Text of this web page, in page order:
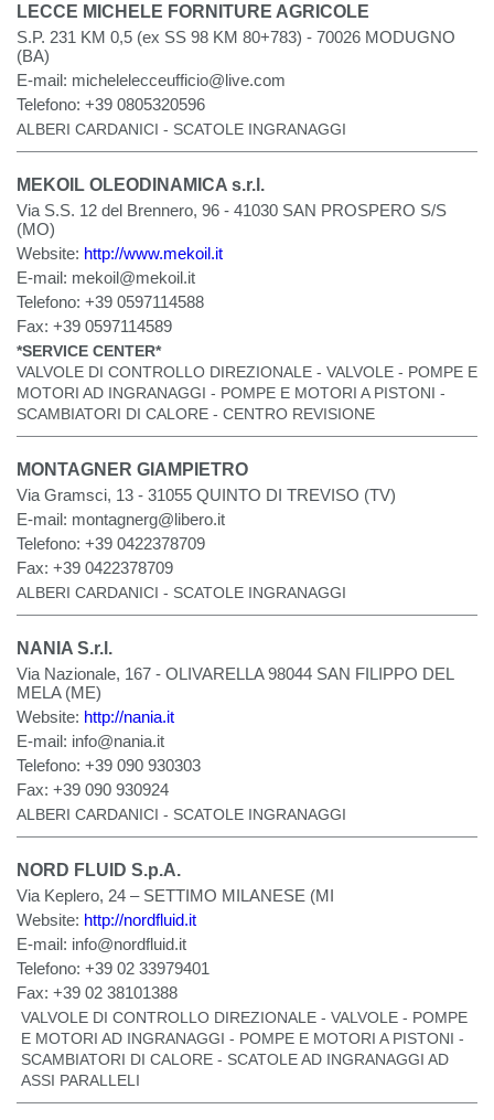
LECCE MICHELE FORNITURE AGRICOLE
S.P. 231 KM 0,5 (ex SS 98 KM 80+783) - 70026 MODUGNO
(BA)
E-mail: michelelecceufficio@live.com
Telefono: +39 0805320596
ALBERI CARDANICI - SCATOLE INGRANAGGI
MEKOIL OLEODINAMICA s.r.l.
Via S.S. 12 del Brennero, 96 - 41030 SAN PROSPERO S/S
(MO)
Website: http://www.mekoil.it
E-mail: mekoil@mekoil.it
Telefono: +39 0597114588
Fax: +39 0597114589
*SERVICE CENTER*
VALVOLE DI CONTROLLO DIREZIONALE - VALVOLE - POMPE E
MOTORI AD INGRANAGGI - POMPE E MOTORI A PISTONI -
SCAMBIATORI DI CALORE - CENTRO REVISIONE
MONTAGNER GIAMPIETRO
Via Gramsci, 13 - 31055 QUINTO DI TREVISO (TV)
E-mail: montagnerg@libero.it
Telefono: +39 0422378709
Fax: +39 0422378709
ALBERI CARDANICI - SCATOLE INGRANAGGI
NANIA S.r.l.
Via Nazionale, 167 - OLIVARELLA 98044 SAN FILIPPO DEL
MELA (ME)
Website: http://nania.it
E-mail: info@nania.it
Telefono: +39 090 930303
Fax: +39 090 930924
ALBERI CARDANICI - SCATOLE INGRANAGGI
NORD FLUID S.p.A.
Via Keplero, 24 – SETTIMO MILANESE (MI
Website: http://nordfluid.it
E-mail: info@nordfluid.it
Telefono: +39 02 33979401
Fax: +39 02 38101388
VALVOLE DI CONTROLLO DIREZIONALE - VALVOLE - POMPE
E MOTORI AD INGRANAGGI - POMPE E MOTORI A PISTONI -
SCAMBIATORI DI CALORE - SCATOLE AD INGRANAGGI AD
ASSI PARALLELI